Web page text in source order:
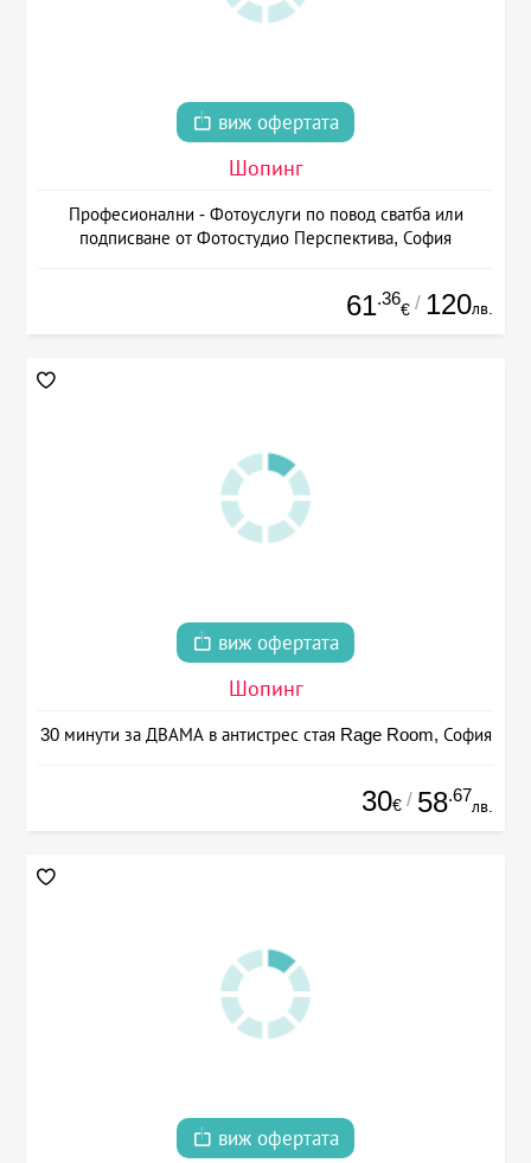
виж офертата
Шопинг
Професионални - Фотоуслуги по повод сватба или
подписване от Фотостудио Перспектива, София
61.36
€ / 120лв.
виж офертата
Шопинг
30 минути за ДВАМА в антистрес стая Rage Room, София
30€ / 58.67
лв.
виж офертата